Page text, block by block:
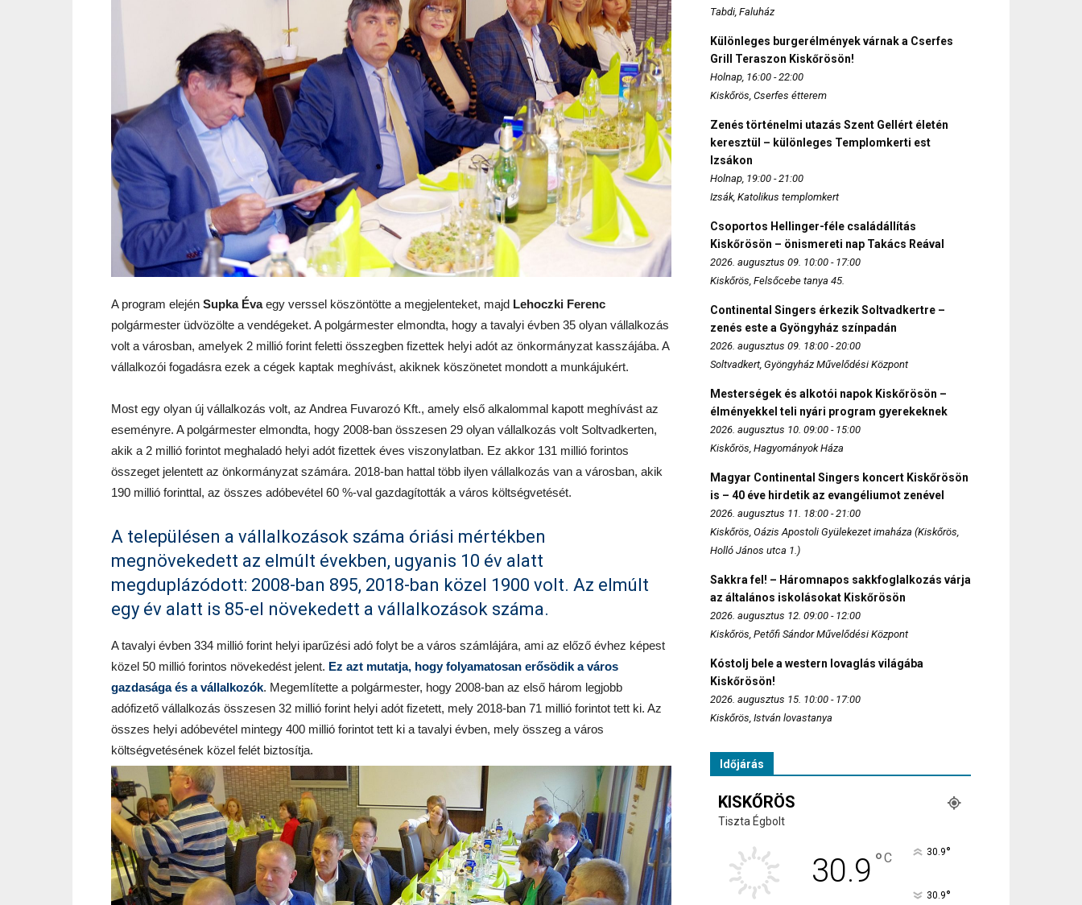
A program elején Supka Évaegy verssel köszöntötte a megjelenteket, majd Lehoczki Ferenc
polgármester üdvözölte a vendégeket. A polgármester elmondta, hogy a tavalyi évben 35 olyan vállalkozás
volt a városban, amelyek 2 millió forint feletti összegben fizettek helyi adót az önkormányzat kasszájába. A
vállalkozói fogadásra ezek a cégek kaptak meghívást, akiknek köszönetet mondott a munkájukért.
Most egy olyan új vállalkozás volt, az Andrea Fuvarozó Kft., amely első alkalommal kapott meghívást az
eseményre. A polgármester elmondta, hogy 2008-ban összesen 29 olyan vállalkozás volt Soltvadkerten,
akik a 2 millió forintot meghaladó helyi adót fizettek éves viszonylatban. Ez akkor 131 millió forintos
összeget jelentett az önkormányzat számára. 2018-ban hattal több ilyen vállalkozás van a városban, akik
190 millió forinttal, az összes adóbevétel 60 %-val gazdagították a város költségvetését.
A településen a vállalkozások száma óriási mértékben
megnövekedett az elmúlt években, ugyanis 10 év alatt
megduplázódott: 2008-ban 895, 2018-ban közel 1900 volt. Az elmúlt
egy év alatt is 85-el növekedett a vállalkozások száma.
A tavalyi évben 334 millió forint helyi iparűzési adó folyt be a város számlájára, ami az előző évhez képest
közel 50 millió forintos növekedést jelent. Ez azt mutatja, hogy folyamatosan erősödik a város
gazdasága és a vállalkozók. Megemlítette a polgármester, hogy 2008-ban az első három legjobb
adófizető vállalkozás összesen 32 millió forint helyi adót fizetett, mely 2018-ban 71 millió forintot tett ki. Az
összes helyi adóbevétel mintegy 400 millió forintot tett ki a tavalyi évben, mely összeg a város
költségvetésének közel felét biztosítja.
Tabdi, Faluház
Különleges burgerélmények várnak a Cserfes
Grill Teraszon Kiskőrösön!
Holnap, 16:00 - 22:00
Kiskőrös, Cserfes étterem
Zenés történelmi utazás Szent Gellért életén
keresztül – különleges Templomkerti est
Izsákon
Holnap, 19:00 - 21:00
Izsák, Katolikus templomkert
Csoportos Hellinger-féle családállítás
Kiskőrösön – önismereti nap Takács Reával
2026. augusztus 09. 10:00 - 17:00
Kiskőrös, Felsőcebe tanya 45.
Continental Singers érkezik Soltvadkertre –
zenés este a Gyöngyház színpadán
2026. augusztus 09. 18:00 - 20:00
Soltvadkert, Gyöngyház Művelődési Központ
Mesterségek és alkotói napok Kiskőrösön –
élményekkel teli nyári program gyerekeknek
2026. augusztus 10. 09:00 - 15:00
Kiskőrös, Hagyományok Háza
Magyar Continental Singers koncert Kiskőrösön
is – 40 éve hirdetik az evangéliumot zenével
2026. augusztus 11. 18:00 - 21:00
Kiskőrös, Oázis Apostoli Gyülekezet imaháza (Kiskőrös,
Holló János utca 1.)
Sakkra fel! – Háromnapos sakkfoglalkozás várja
az általános iskolásokat Kiskőrösön
2026. augusztus 12. 09:00 - 12:00
Kiskőrös, Petőfi Sándor Művelődési Központ
Kóstolj bele a western lovaglás világába
Kiskőrösön!
2026. augusztus 15. 10:00 - 17:00
Kiskőrös, István lovastanya
Időjárás
KISKŐRÖS
Tiszta Égbolt
30.9 °C 30.9°
30.9°